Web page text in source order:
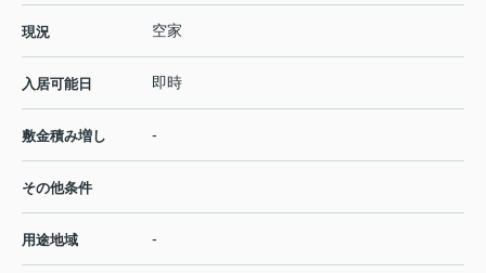
現況 空家
入居可能日 即時
敷金積み増し -
その他条件
用途地域 -